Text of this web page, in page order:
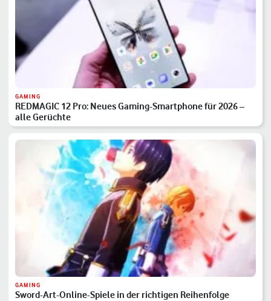
GAMING
REDMAGIC 12 Pro: Neues Gaming-Smartphone für 2026 –
alle Gerüchte
GAMING
Sword-Art-Online-Spiele in der richtigen Reihenfolge